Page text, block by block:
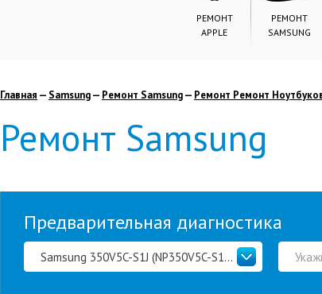
РЕМОНТ
APPLE
РЕМОНТ
SAMSUNG
Главная — Samsung— Ремонт Samsung— Ремонт Ремонт
Ремонт Samsung
Предварительная диагностика
Samsung 350V5C-S1J (NP350V5C-S1JRU)